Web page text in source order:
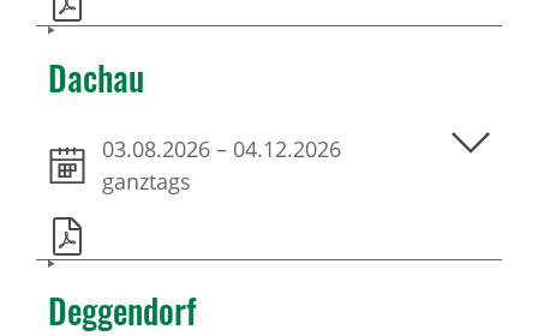
Dachau
03.08.2026 – 04.12.2026
ganztags
Deggendorf